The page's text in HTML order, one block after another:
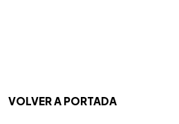
VOLVER A PORTADA